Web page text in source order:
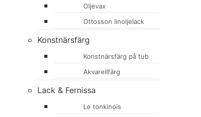
Oljevax
Ottosson linoljelack
Konstnärsfärg
Konstnärsfärg på tub
Akvarellfärg
Lack & Fernissa
Le tonkinois